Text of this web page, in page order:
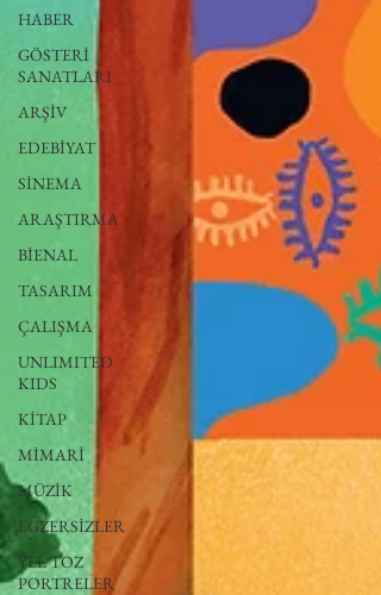
HABER
GÖSTERİ
SANATLARI
ARŞİV
EDEBİYAT
SİNEMA
ARAŞTIRMA
BİENAL
TASARIM
ÇALIŞMA
UNLIMITED
KIDS
KİTAP
MİMARİ
MÜZİK
EGZERSİZLER
YEL TOZ
PORTRELER